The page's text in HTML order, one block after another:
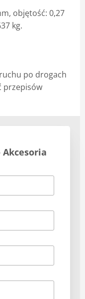
objętość: 0,27
kg.
po drogach
przepisów
Akcesoria